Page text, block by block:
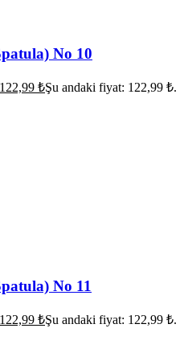
No 10
122,99 ₺Şu andaki fiyat: 122,99 ₺.
No 11
122,99 ₺Şu andaki fiyat: 122,99 ₺.